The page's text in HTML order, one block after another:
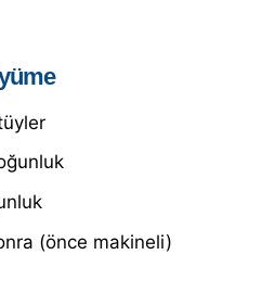
(önce makineli)